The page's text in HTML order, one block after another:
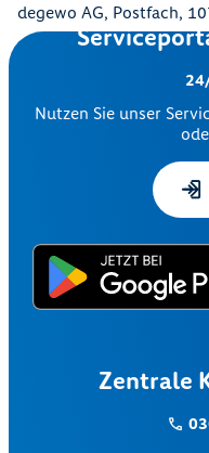
degewo AG, Postfach,
Nutzen Sie unser
Zentrale